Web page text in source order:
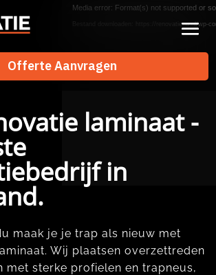
Offerte Aanvragen
Offerte Aanvragen
Media error: Format(s) not supported or
Bestand downloaden: https://renovatienu.nl/wp-
laminaat -
in
maak je je trap als nieuw met
Wij plaatsen overzettreden
met sterke profielen en trapneus,